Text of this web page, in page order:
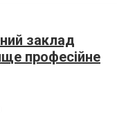
заклад
професійне